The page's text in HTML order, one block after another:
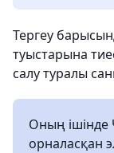
Тергеу
туыстарына
салу туралы
Оның ішінде
орналасқан